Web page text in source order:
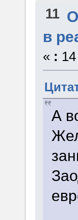
11
в
« :
А